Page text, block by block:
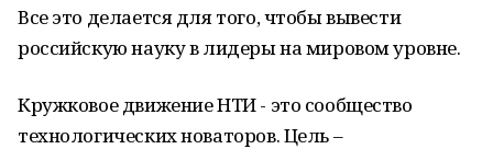
Все это делается для того, чтобы вывести
российскую науку в лидеры на мировом уровне.
Кружковое движение НТИ - это сообщество
технологических новаторов. Цель –